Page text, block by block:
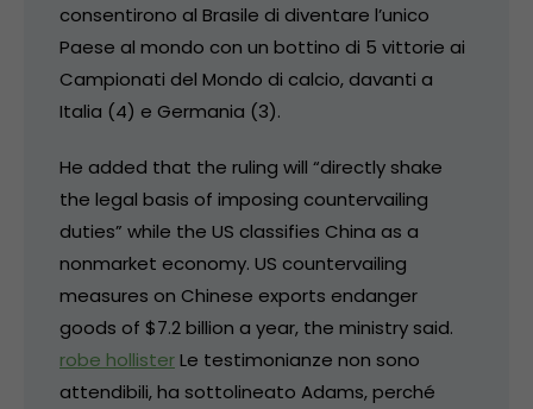
consentirono al Brasile di diventare l’unico
Paese al mondo con un bottino di 5 vittorie ai
Campionati del Mondo di calcio, davanti a
Italia (4) e Germania (3).
He added that the ruling will “directly shake
the legal basis of imposing countervailing
duties” while the US classifies China as a
nonmarket economy. US countervailing
measures on Chinese exports endanger
goods of $7.2 billion a year, the ministry said.
robe hollisterLe testimonianze non sono
attendibili, ha sottolineato Adams, perché